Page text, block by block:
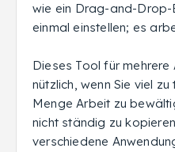
wie ein Drag-and-Drop-
einmal einstellen; es
Dieses Tool für
nützlich, wenn Sie viel
Menge Arbeit zu
nicht ständig zu
verschiedene